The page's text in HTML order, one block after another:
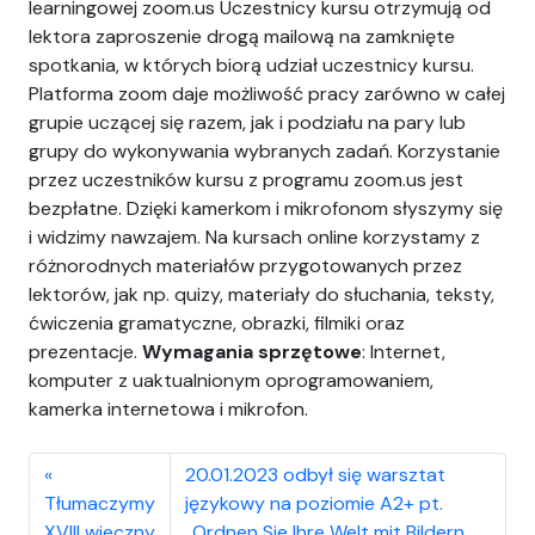
learningowej zoom.us Uczestnicy kursu otrzymują od
lektora zaproszenie drogą mailową na zamknięte
spotkania, w których biorą udział uczestnicy kursu.
Platforma zoom daje możliwość pracy zarówno w całej
grupie uczącej się razem, jak i podziału na pary lub
grupy do wykonywania wybranych zadań. Korzystanie
przez uczestników kursu z programu zoom.us jest
bezpłatne. Dzięki kamerkom i mikrofonom słyszymy się
i widzimy nawzajem. Na kursach online korzystamy z
różnorodnych materiałów przygotowanych przez
lektorów, jak np. quizy, materiały do słuchania, teksty,
ćwiczenia gramatyczne, obrazki, filmiki oraz
prezentacje. Wymagania sprzętowe: Internet,
komputer z uaktualnionym oprogramowaniem,
kamerka internetowa i mikrofon.
Tłumaczymy
20.01.2023 odbył się warsztat
językowy na poziomie A2+ pt.